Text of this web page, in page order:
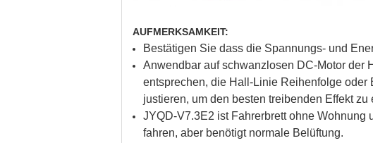
AUFMERKSAMKEIT:
Bestätigen Sie dass die Spannungs- und
Anwendbar auf schwanzlosen DC-Motor der
entsprechen, die Hall-Linie Reihenfolge
justieren, um den besten treibenden Effekt zu
JYQD-V7.3E2 ist Fahrerbrett ohne Wohnung
fahren, aber benötigt normale Belüftung.